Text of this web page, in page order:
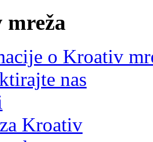
o Kroativ
nas
Kroativ